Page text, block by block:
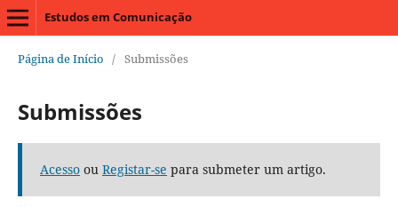
Estudos em Comunicação
Página de Início / Submissões
Submissões
Acessoou Registar-se para submeter um artigo.